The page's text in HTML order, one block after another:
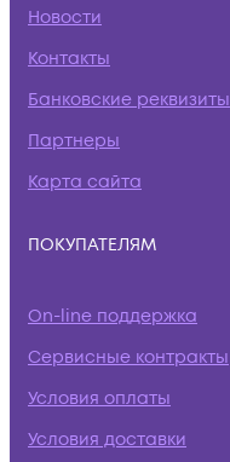
Новости
Контакты
Банковские реквизиты
Партнеры
Карта сайта
ПОКУПАТЕЛЯМ
On-line поддержка
Сервисные контракты
Условия оплаты
Условия доставки